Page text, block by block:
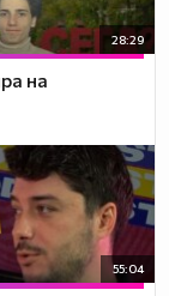
28:29
на
55:04